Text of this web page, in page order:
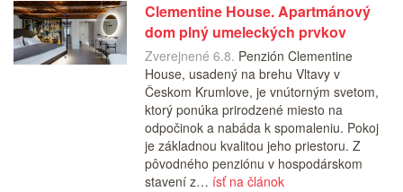
Clementine House. Apartmánový
dom plný umeleckých prvkov
Zverejnené 6.8. Penzión Clementine
House, usadený na brehu Vltavy v
Českom Krumlove, je vnútorným svetom,
ktorý ponúka prirodzené miesto na
odpočinok a nabáda k spomaleniu. Pokoj
je základnou kvalitou jeho priestoru. Z
pôvodného penziónu v hospodárskom
stavení z… ísť na článok